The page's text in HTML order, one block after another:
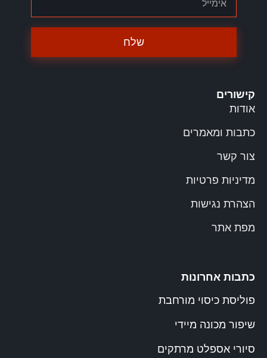
שלח
קישורים
אודות
כתבות ומאמרים
צור קשר
מדיניות פרטיות
הצהרת נגישות
מפת אתר
כתבות אחרונות
פוליסת כיסוי מורחבת
שיפור מכונה מיידי
סיורי אספלט מרתקים